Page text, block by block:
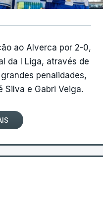
ao Alverca por 2-0,
da I Liga, através de
penalidades,
Silva e Gabri Veiga.